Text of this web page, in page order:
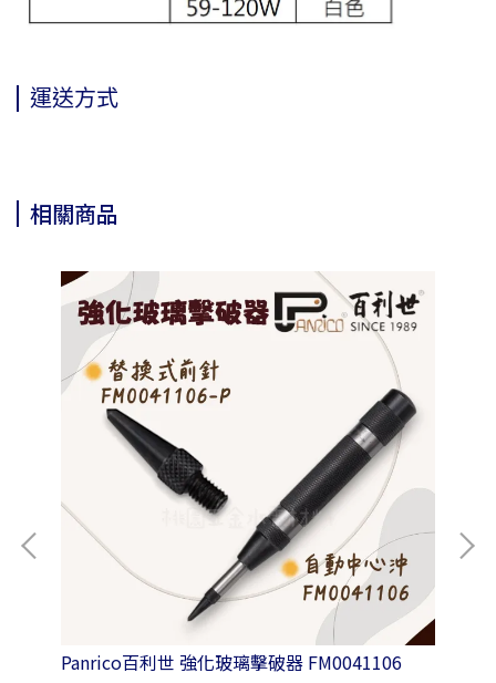
運送方式
相關商品
Panrico百利世 強化玻璃擊破器 FM0041106